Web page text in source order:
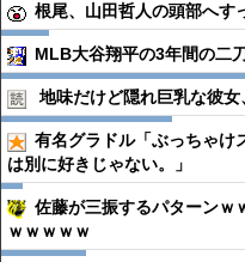
根尾、山田哲人の頭部へす
MLB大谷翔平の3年間の二
地味だけど隠れ巨乳な彼
有名グラドル「ぶっちゃけ
は別に好きじゃない。」
佐藤が三振するパターンｗ
ｗｗｗｗｗ